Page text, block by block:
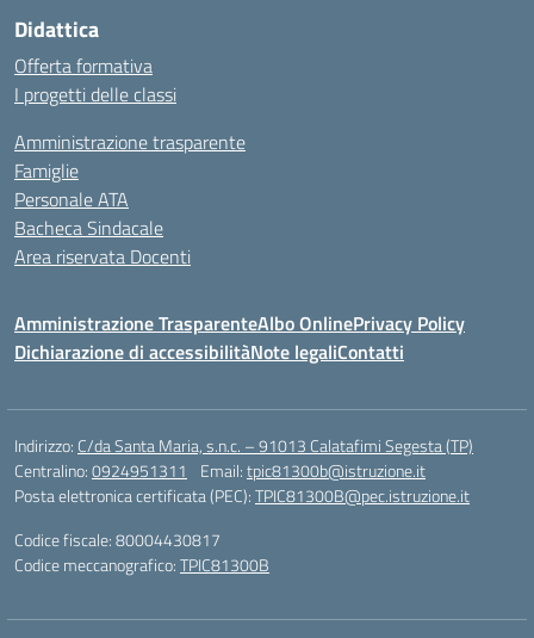
Didattica
Offerta formativa
I progetti delle classi
Amministrazione trasparente
Famiglie
Personale ATA
Bacheca Sindacale
Area riservata Docenti
Amministrazione TrasparenteAlbo OnlinePrivacy Policy
Dichiarazione di accessibilitàNote legaliContatti
Indirizzo: C/da Santa Maria, s.n.c. – 91013 Calatafimi Segesta (TP)
Centralino:0924951311 Email:tpic81300b@istruzione.it
Posta elettronica certificata (PEC):TPIC81300B@pec.istruzione.it
Codice fiscale: 80004430817
Codice meccanografico:TPIC81300B